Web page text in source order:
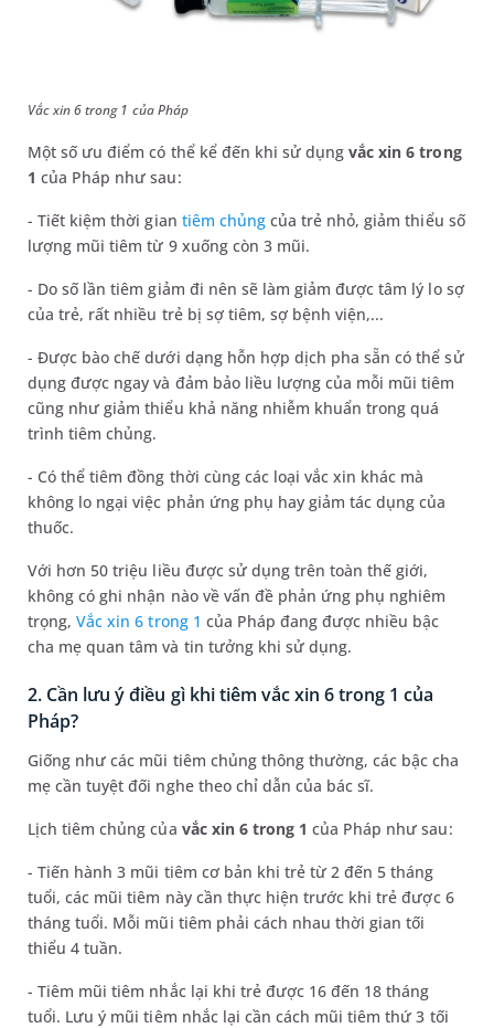
Vắc xin 6 trong 1 của Pháp
Một số ưu điểm có thể kể đến khi sử dụngvắc xin 6 trong
1 của Pháp như sau:
- Tiết kiệm thời gian tiêm chủngcủa trẻ nhỏ, giảm thiểu số
lượng mũi tiêm từ 9 xuống còn 3 mũi.
- Do số lần tiêm giảm đi nên sẽ làm giảm được tâm lý lo sợ
của trẻ, rất nhiều trẻ bị sợ tiêm, sợ bệnh viện,...
- Được bào chế dưới dạng hỗn hợp dịch pha sẵn có thể sử
dụng được ngay và đảm bảo liều lượng của mỗi mũi tiêm
cũng như giảm thiểu khả năng nhiễm khuẩn trong quá
trình tiêm chủng.
- Có thể tiêm đồng thời cùng các loại vắc xin khác mà
không lo ngại việc phản ứng phụ hay giảm tác dụng của
thuốc.
Với hơn 50 triệu liều được sử dụng trên toàn thế giới,
không có ghi nhận nào về vấn đề phản ứng phụ nghiêm
trọng,Vắc xin 6 trong 1 của Pháp đang được nhiều bậc
cha mẹ quan tâm và tin tưởng khi sử dụng.
2. Cần lưu ý điều gì khi tiêm vắc xin 6 trong 1 của
Pháp?
Giống như các mũi tiêm chủng thông thường, các bậc cha
mẹ cần tuyệt đối nghe theo chỉ dẫn của bác sĩ.
Lịch tiêm chủng của vắc xin 6 trong 1 của Pháp như sau:
- Tiến hành 3 mũi tiêm cơ bản khi trẻ từ 2 đến 5 tháng
tuổi, các mũi tiêm này cần thực hiện trước khi trẻ được 6
tháng tuổi. Mỗi mũi tiêm phải cách nhau thời gian tối
thiểu 4 tuần.
- Tiêm mũi tiêm nhắc lại khi trẻ được 16 đến 18 tháng
tuổi. Lưu ý mũi tiêm nhắc lại cần cách mũi tiêm thứ 3 tối